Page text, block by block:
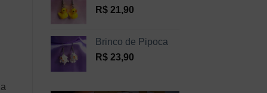
R$21,90
Brinco de Pipoca
R$23,90